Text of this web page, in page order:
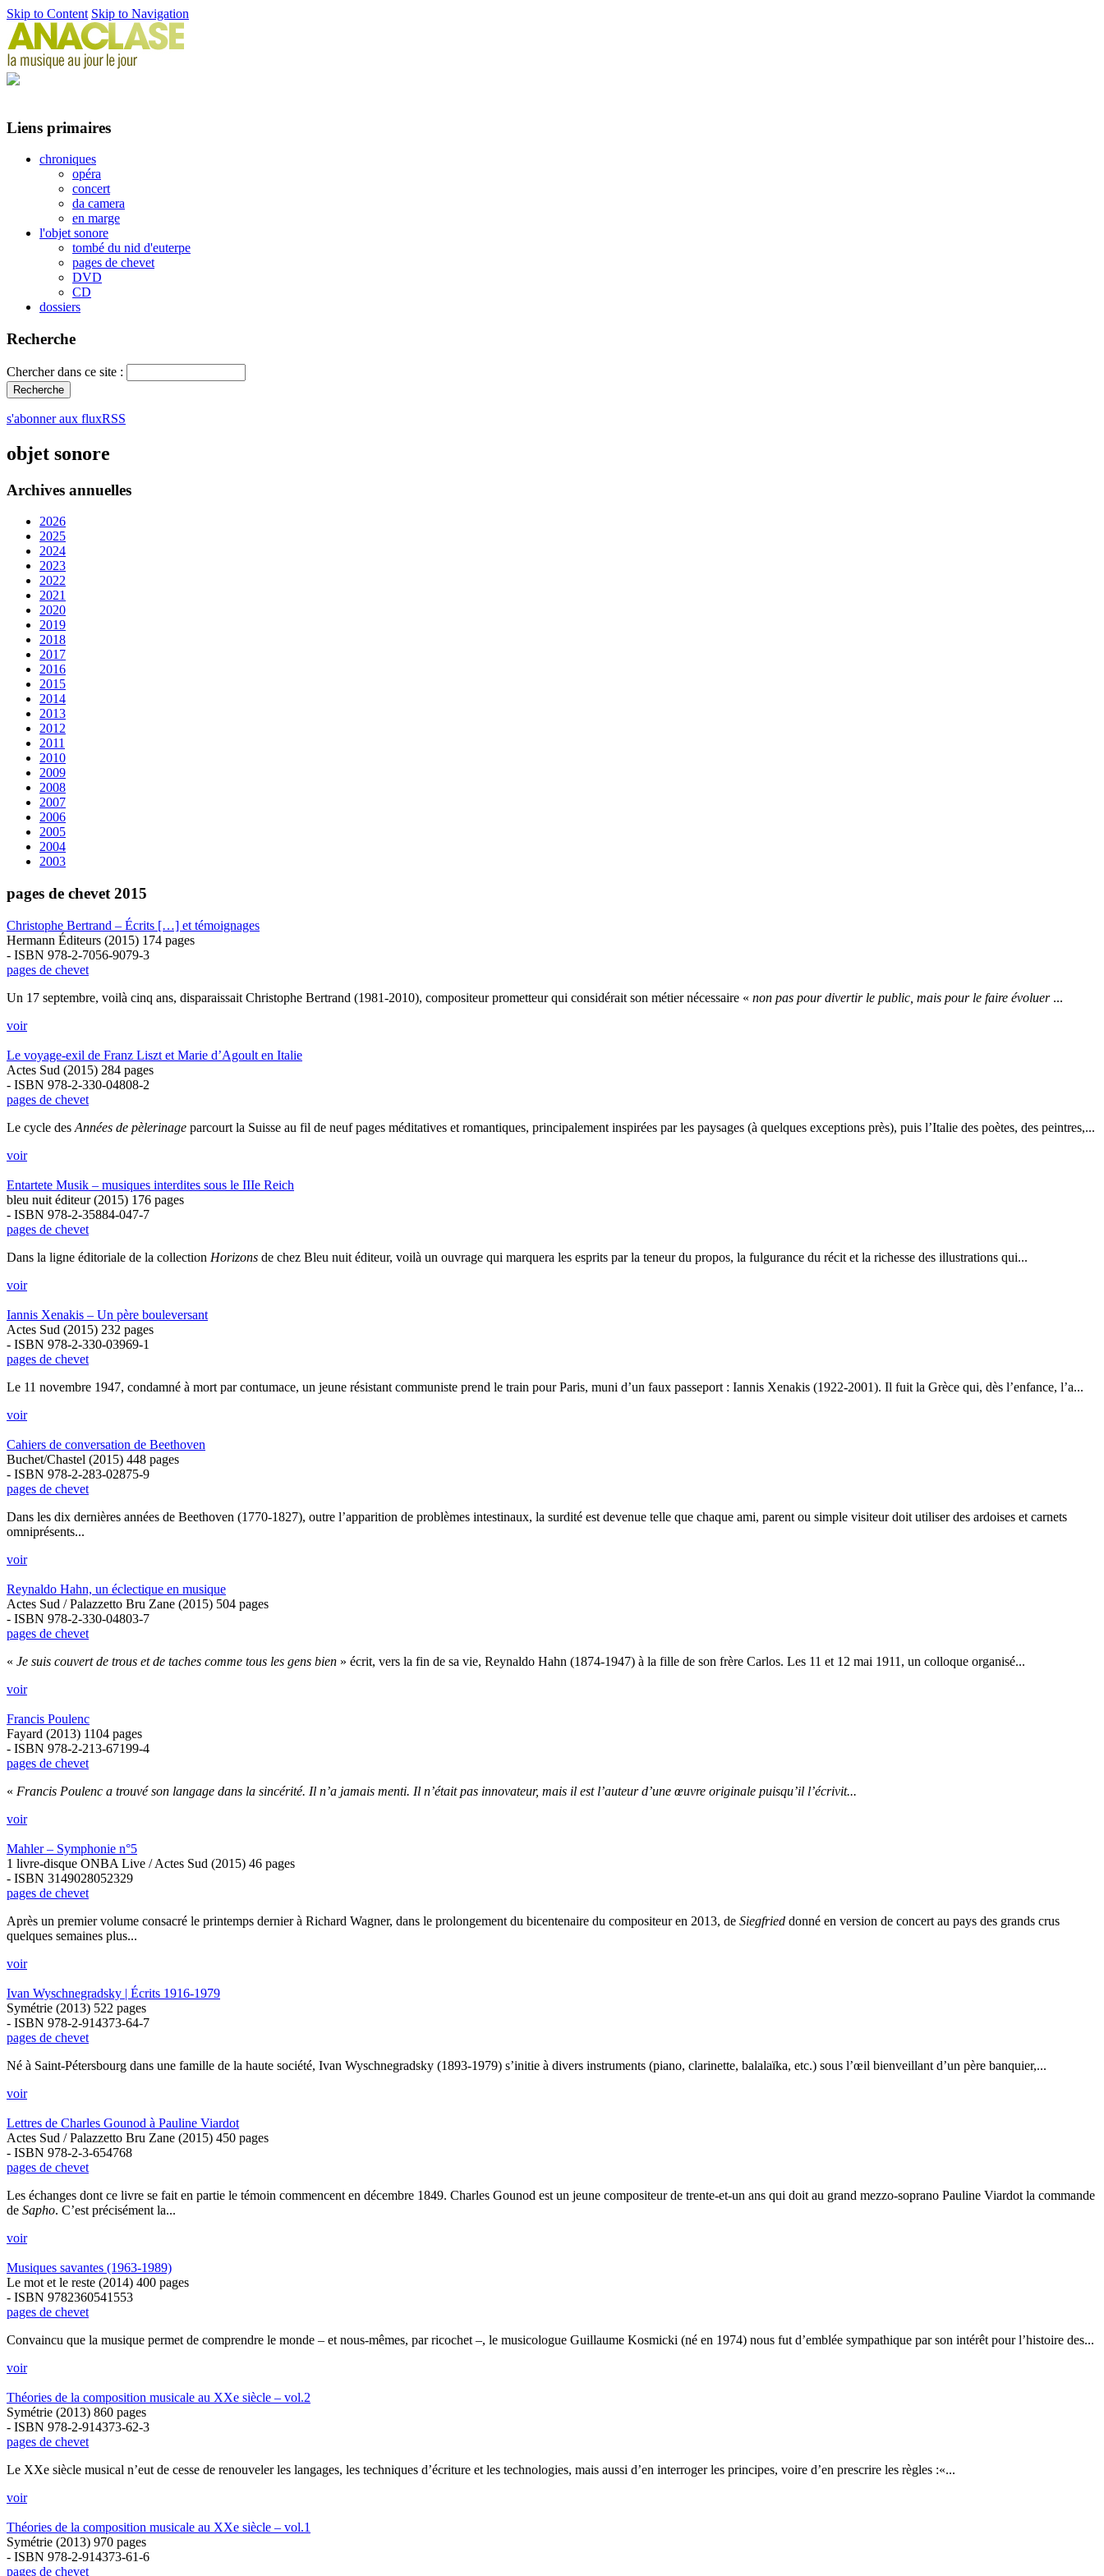
Skip to Content Skip to Navigation
Liens primaires
chroniques
opéra
concert
da camera
en marge
l'objet sonore
tombé du nid d'euterpe
pages de chevet
DVD
CD
dossiers
Recherche
Chercher dans ce site :
s'abonner aux fluxRSS
objet sonore
Archives annuelles
2026
2025
2024
2023
2022
2021
2020
2019
2018
2017
2016
2015
2014
2013
2012
2011
2010
2009
2008
2007
2006
2005
2004
2003
pages de chevet 2015
Christophe Bertrand – Écrits […] et témoignages
Hermann Éditeurs (2015) 174 pages
- ISBN 978-2-7056-9079-3
pages de chevet
Un 17 septembre, voilà cinq ans, disparaissait Christophe Bertrand (1981-2010), compositeur prometteur qui considérait son métier nécessaire « non pas pour divertir le public, mais pour le faire évoluer...
voir
Le voyage-exil de Franz Liszt et Marie d’Agoult en Italie
Actes Sud (2015) 284 pages
- ISBN 978-2-330-04808-2
pages de chevet
Le cycle des Années de pèlerinage parcourt la Suisse au fil de neuf pages méditatives et romantiques, principalement inspirées par les paysages (à quelques exceptions près), puis l’Italie des poètes, des peintres,...
voir
Entartete Musik – musiques interdites sous le IIIe Reich
bleu nuit éditeur (2015) 176 pages
- ISBN 978-2-35884-047-7
pages de chevet
Dans la ligne éditoriale de la collection Horizons de chez Bleu nuit éditeur, voilà un ouvrage qui marquera les esprits par la teneur du propos, la fulgurance du récit et la richesse des illustrations qui...
voir
Iannis Xenakis – Un père bouleversant
Actes Sud (2015) 232 pages
- ISBN 978-2-330-03969-1
pages de chevet
Le 11 novembre 1947, condamné à mort par contumace, un jeune résistant communiste prend le train pour Paris, muni d’un faux passeport : Iannis Xenakis (1922-2001). Il fuit la Grèce qui, dès l’enfance, l’a...
voir
Cahiers de conversation de Beethoven
Buchet/Chastel (2015) 448 pages
- ISBN 978-2-283-02875-9
pages de chevet
Dans les dix dernières années de Beethoven (1770-1827), outre l’apparition de problèmes intestinaux, la surdité est devenue telle que chaque ami, parent ou simple visiteur doit utiliser des ardoises et carnets
omniprésents...
voir
Reynaldo Hahn, un éclectique en musique
Actes Sud / Palazzetto Bru Zane (2015) 504 pages
- ISBN 978-2-330-04803-7
pages de chevet
« Je suis couvert de trous et de taches comme tous les gens bien » écrit, vers la fin de sa vie, Reynaldo Hahn (1874-1947) à la fille de son frère Carlos. Les 11 et 12 mai 1911, un colloque organisé...
voir
Francis Poulenc
Fayard (2013) 1104 pages
- ISBN 978-2-213-67199-4
pages de chevet
« Francis Poulenc a trouvé son langage dans la sincérité. Il n’a jamais menti. Il n’était pas innovateur, mais il est l’auteur d’une œuvre originale puisqu’il l’écrivit...
voir
Mahler – Symphonie n°5
1 livre-disque ONBA Live / Actes Sud (2015) 46 pages
- ISBN 3149028052329
pages de chevet
Après un premier volume consacré le printemps dernier à Richard Wagner, dans le prolongement du bicentenaire du compositeur en 2013, de Siegfried donné en version de concert au pays des grands crus
quelques semaines plus...
voir
Ivan Wyschnegradsky | Écrits 1916-1979
Symétrie (2013) 522 pages
- ISBN 978-2-914373-64-7
pages de chevet
Né à Saint-Pétersbourg dans une famille de la haute société, Ivan Wyschnegradsky (1893-1979) s’initie à divers instruments (piano, clarinette, balalaïka, etc.) sous l’œil bienveillant d’un père banquier,...
voir
Lettres de Charles Gounod à Pauline Viardot
Actes Sud / Palazzetto Bru Zane (2015) 450 pages
- ISBN 978-2-3-654768
pages de chevet
Les échanges dont ce livre se fait en partie le témoin commencent en décembre 1849. Charles Gounod est un jeune compositeur de trente-et-un ans qui doit au grand mezzo-soprano Pauline Viardot la commande
de Sapho. C’est précisément la...
voir
Musiques savantes (1963-1989)
Le mot et le reste (2014) 400 pages
- ISBN 9782360541553
pages de chevet
Convaincu que la musique permet de comprendre le monde – et nous-mêmes, par ricochet –, le musicologue Guillaume Kosmicki (né en 1974) nous fut d’emblée sympathique par son intérêt pour l’histoire des...
voir
Théories de la composition musicale au XXe siècle – vol.2
Symétrie (2013) 860 pages
- ISBN 978-2-914373-62-3
pages de chevet
Le XXe siècle musical n’eut de cesse de renouveler les langages, les techniques d’écriture et les technologies, mais aussi d’en interroger les principes, voire d’en prescrire les règles :«...
voir
Théories de la composition musicale au XXe siècle – vol.1
Symétrie (2013) 970 pages
- ISBN 978-2-914373-61-6
pages de chevet